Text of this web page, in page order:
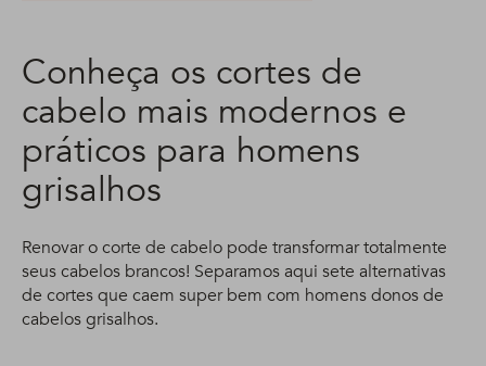
Conheça os cortes de
cabelo mais modernos e
práticos para homens
grisalhos
Renovar o corte de cabelo pode transformar totalmente
seus cabelos brancos! Separamos aqui sete alternativas
de cortes que caem super bem com homens donos de
cabelos grisalhos.